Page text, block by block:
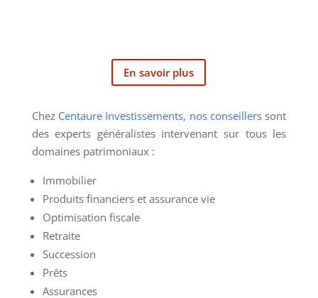
En savoir plus
Chez Centaure Investissements, nos conseillerssont
des experts généralistes intervenant sur tous les
domaines patrimoniaux :
Immobilier
Produits financiers et assurance vie
Optimisation fiscale
Retraite
Succession
Prêts
Assurances